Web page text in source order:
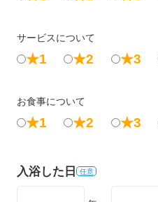
サービスについて
★1 ★2 ★3
お食事について
★1 ★2 ★3
入浴した日 任意